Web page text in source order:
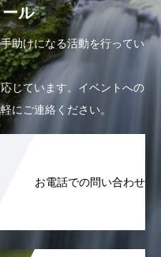
ル
助けになる活動を行ってい
じています。イベントへの
にご連絡ください。
お電話での問い合わせ